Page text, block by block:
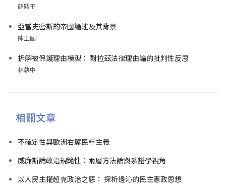
薛熙平
亞當史密斯的帝國論述及其背景
陳正國
拆解被保護理由模型： 對拉茲法律理由論的批判性反思
林執中
相關文章
不確定性與歐洲右翼民粹主義
威廉斯論政治規範性：兩層方法論與系譜學視角
以人民主權超克政治之惡： 探析邊沁的民主憲政思想